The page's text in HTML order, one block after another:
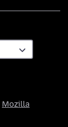
Mozilla